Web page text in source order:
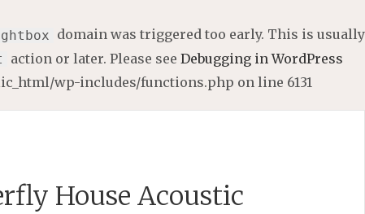
domain was triggered too early. This is usually
action or later. Please see Debugging in WordPress
wp-includes/functions.php on line 6131
House Acoustic